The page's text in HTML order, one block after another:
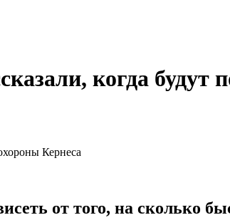
когда будут
от того, на сколько